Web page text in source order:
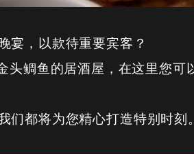
宴，以款待重要宾客？
头鲷鱼的居酒屋，在这里您
们都将为您精心打造特别时刻。